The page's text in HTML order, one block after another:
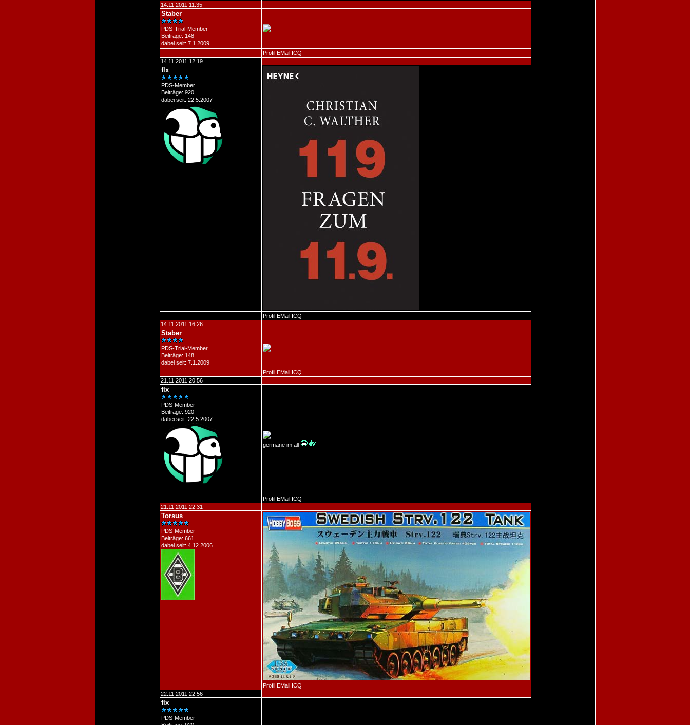
14.11.2011 11:35
Staber
PDS-Trial-Member
Beiträge: 148
dabei seit: 7.1.2009
Profil EMail ICQ
14.11.2011 12:19
flx
PDS-Member
Beiträge: 920
dabei seit: 22.5.2007
Profil EMail ICQ
14.11.2011 16:26
Staber
PDS-Trial-Member
Beiträge: 148
dabei seit: 7.1.2009
Profil EMail ICQ
21.11.2011 20:56
flx
PDS-Member
Beiträge: 920
dabei seit: 22.5.2007
germane im all
Profil EMail ICQ
21.11.2011 22:31
Torsus
PDS-Member
Beiträge: 661
dabei seit: 4.12.2006
Profil EMail ICQ
22.11.2011 22:56
flx
PDS-Member